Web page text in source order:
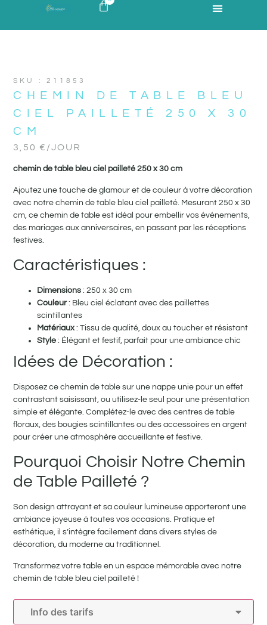
SKU : 211853
CHEMIN DE TABLE BLEU
CIEL PAILLETÉ 250 X 30
CM
3,50 € /JOUR
chemin de table bleu ciel pailleté 250 x 30 cm
Ajoutez une touche de glamour et de couleur à votre décoration
avec notre chemin de table bleu ciel pailleté. Mesurant 250 x 30
cm, ce chemin de table est idéal pour embellir vos événements,
des mariages aux anniversaires, en passant par les réceptions
festives.
Caractéristiques :
Dimensions : 250 x 30 cm
Couleur: Bleu ciel éclatant avec des paillettes
scintillantes
Matériaux: Tissu de qualité, doux au toucher et résistant
Style : Élégant et festif, parfait pour une ambiance chic
Idées de Décoration :
Disposez ce chemin de table sur une nappe unie pour un effet
contrastant saisissant, ou utilisez-le seul pour une présentation
simple et élégante. Complétez-le avec des centres de table
floraux, des bougies scintillantes ou des accessoires en argent
pour créer une atmosphère accueillante et festive.
Pourquoi Choisir Notre Chemin
de Table Pailleté ?
Son design attrayant et sa couleur lumineuse apporteront une
ambiance joyeuse à toutes vos occasions. Pratique et
esthétique, il s’intègre facilement dans divers styles de
décoration, du moderne au traditionnel.
Transformez votre table en un espace mémorable avec notre
chemin de table bleu ciel pailleté !
Info des tarifs